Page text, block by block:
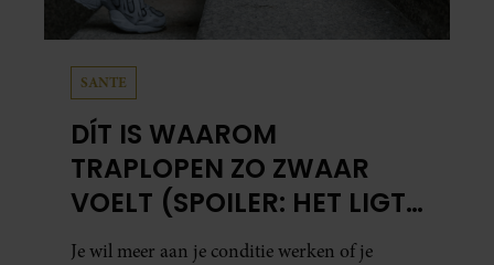
SANTE
DÍT IS WAAROM
TRAPLOPEN ZO ZWAAR
VOELT (SPOILER: HET LIGT
NIET AAN JE CONDITIE)
Je wil meer aan je conditie werken of je